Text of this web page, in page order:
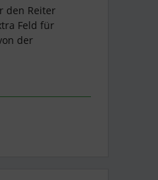
den Reiter
Feld für
der